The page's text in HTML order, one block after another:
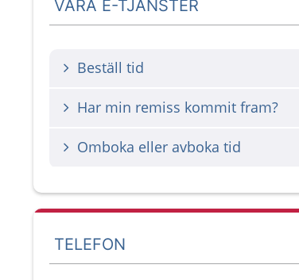
VÅRA E-TJÄNSTER
Beställ tid
Har min remiss kommit fram?
Omboka eller avboka tid
TELEFON